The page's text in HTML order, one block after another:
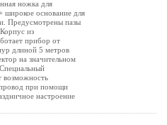
ножка для
широкое основание для
Предусмотрены пазы
из
прибор от
длиной 5 метров
на значительном
возможность
при помощи
настроение